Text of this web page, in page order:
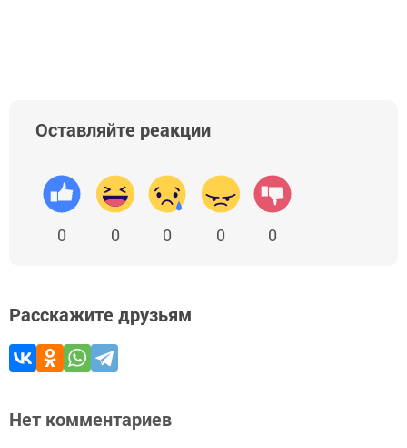
Оставляйте реакции
0 0 0 0 0
Расскажите друзьям
Нет комментариев